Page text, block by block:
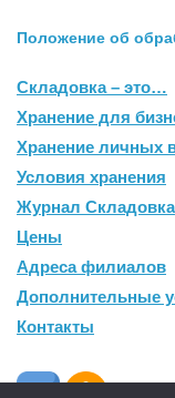
Положение об
Складовка – это…
Хранение для
Хранение личных
Условия хранения
Журнал Складовка
Цены
Адреса филиалов
Дополнительные
Контакты